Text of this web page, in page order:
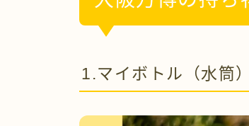
1.マイボトル（水筒